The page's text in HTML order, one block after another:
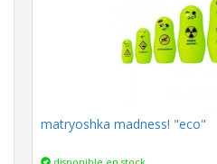
matryoshka madness! "eco"